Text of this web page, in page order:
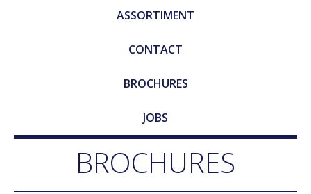
ASSORTIMENT
CONTACT
BROCHURES
JOBS
BROCHURES